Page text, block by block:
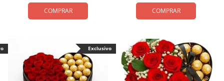
COMPRAR COMPRAR
Exclusivo